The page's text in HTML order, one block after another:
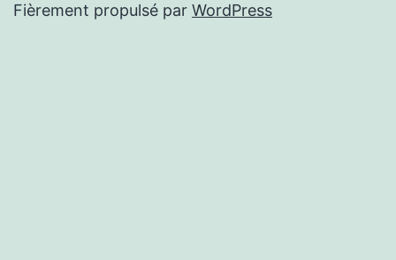
Fièrement propulsé par WordPress